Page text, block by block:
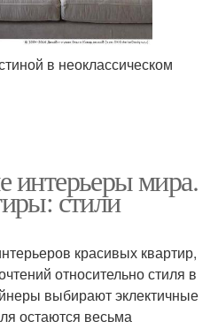
в неоклассическом
интерьеры мира.
стили
красивых квартир,
относительно стиля в
выбирают эклектичные
остаются весьма